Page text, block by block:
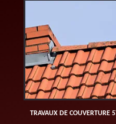
TRAVAUX DE COUVERTURE